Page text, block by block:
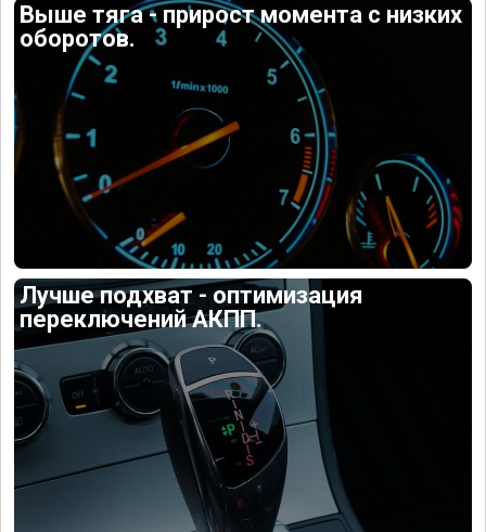
Выше тяга - прирост момента с низких
оборотов.
Лучше подхват - оптимизация
переключений АКПП.